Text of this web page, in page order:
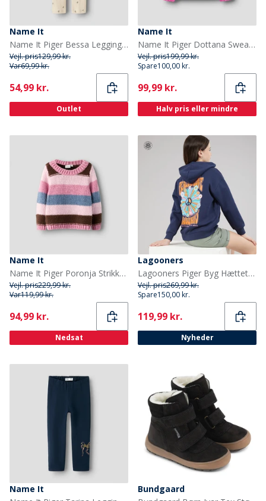
Name It
Name It Piger Bessa Leggings Buttercream
Vejl. pris129,99 kr.
Var69,99 kr.
Current
54,99 kr.
Outlet
Name It
Name It Piger Dottana Sweatshirt Strawberry Moon
Vejl. pris199,99 kr.
Spare100,00 kr.
Current
99,99 kr.
Halv pris eller mindre
Name It
Name It Piger Poronja Strikket Sweater Mauve Orchid
Vejl. pris229,99 kr.
Var119,99 kr.
Current
94,99 kr.
Nedsat
Lagooners
Lagooners Piger Byg Hættetrøje Navy
Vejl. pris269,99 kr.
Spare150,00 kr.
Current
119,99 kr.
Nyheder
Name It
Bundgaard